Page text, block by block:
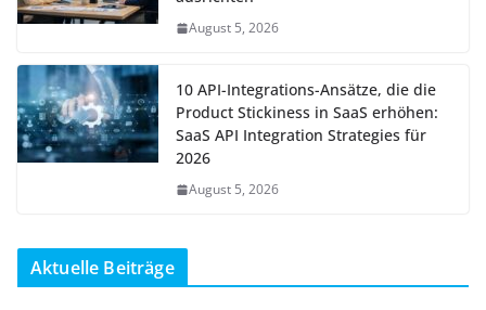
August 5, 2026
10 API-Integrations-Ansätze, die die
Product Stickiness in SaaS erhöhen:
SaaS API Integration Strategies für
2026
August 5, 2026
Aktuelle Beiträge